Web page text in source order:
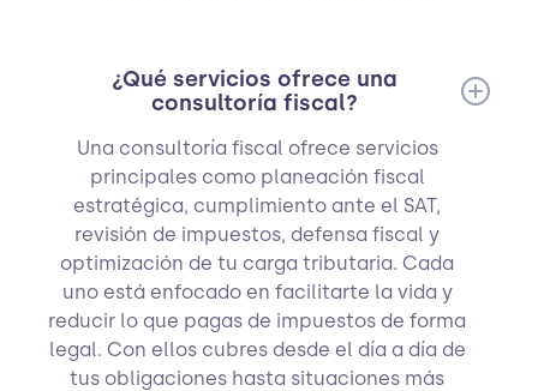
¿Qué servicios ofrece una
consultoría fiscal?
Una consultoría fiscal ofrece servicios
principales como planeación fiscal
estratégica, cumplimiento ante el SAT,
revisión de impuestos, defensa fiscal y
optimización de tu carga tributaria. Cada
uno está enfocado en facilitarte la vida y
reducir lo que pagas de impuestos de forma
legal. Con ellos cubres desde el día a día de
tus obligaciones hasta situaciones más